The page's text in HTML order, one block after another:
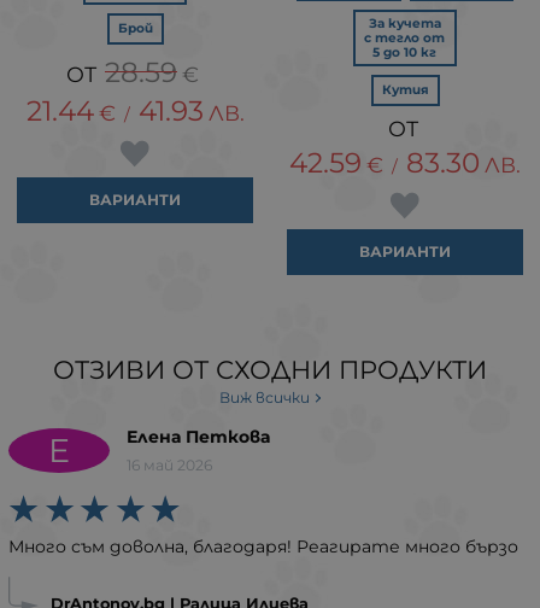
Брой
28.59 €
21.44 € / 41.93 ЛВ.
ВАРИАНТИ
За кучета
с тегло от
5 до 10 кг
Кутия
42.59 € / 83.30 ЛВ.
ВАРИАНТИ
ОТЗИВИ ОТ СХОДНИ ПРОДУКТИ
Виж всички
Е Елена Петкова
16 май 2026
Много съм доволна, благодаря! Реагирате много бързо
DrAntonov.bg | Ралица Илиева